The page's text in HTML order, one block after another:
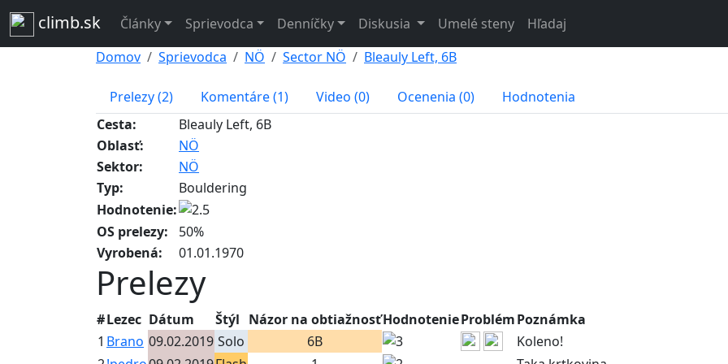
climb.sk Články Sprievodca Denníčky Diskusia Umelé steny Hľadaj
Domov
Sprievodca NÖ Sector NÖ Bleauly Left, 6B
Prelezy (2) Komentáre (1) Video (0) Ocenenia (0)
Hodnotenia
Cesta:
Bleauly Left, 6B
Oblasť:
NÖ
Sektor:
NÖ
Typ:
Bouldering
Hodnotenie:
OS prelezy:
50%
Vyrobená:
01.01.1970
Prelezy
#Lezec Dátum Štýl Názor na obtiažnosťHodnotenieProblémPoznámka
1 Brano 09.02.2019 Solo 6B
Koleno!